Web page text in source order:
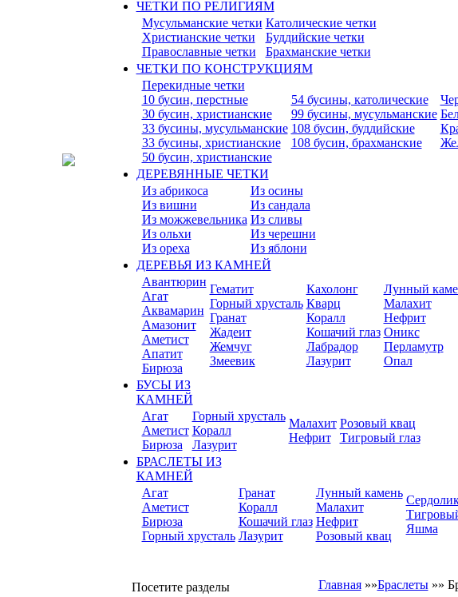
ЧЕТКИ ПО РЕЛИГИЯМ
Мусульманские четки
Христианские четки
Православные четки
Католические четки
Буддийские четки
Брахманские четки
ЧЕТКИ ПО КОНСТРУКЦИЯМ
Перекидные четки
10 бусин, перстные
30 бусин, христианские
33 бусины, мусульманские
33 бусины, христианские
50 бусин, христианские
54 бусины, католические
99 бусины, мусульманские
108 бусин, буддийские
108 бусин, брахманские
ДЕРЕВЯННЫЕ ЧЕТКИ
Из абрикоса
Из вишни
Из можжевельника
Из ольхи
Из ореха
Из осины
Из сандала
Из сливы
Из черешни
Из яблони
ДЕРЕВЬЯ ИЗ КАМНЕЙ
Авантюрин
Агат
Аквамарин
Амазонит
Аметист
Апатит
Бирюза
Гематит
Горный хрусталь
Гранат
Жадеит
Жемчуг
Змеевик
Кахолонг
Кварц
Коралл
Кошачий глаз
Лабрадор
Лазурит
Лунный
Малахит
Нефрит
Оникс
Перламутр
Опал
БУСЫ ИЗ
КАМНЕЙ
Агат
Аметист
Бирюза
Горный хрусталь
Коралл
Лазурит
Малахит
Нефрит
Розовый квац
Тигровый глаз
БРАСЛЕТЫ ИЗ
КАМНЕЙ
Агат
Аметист
Бирюза
Горный хрусталь
Гранат
Коралл
Кошачий глаз
Лазурит
Лунный камень
Малахит
Нефрит
Розовый квац
Яшма
Посетите разделы
Главная»»Браслеты»»